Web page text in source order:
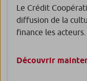
Le Crédit
diffusion de la
finance les acteurs.
Découvrir